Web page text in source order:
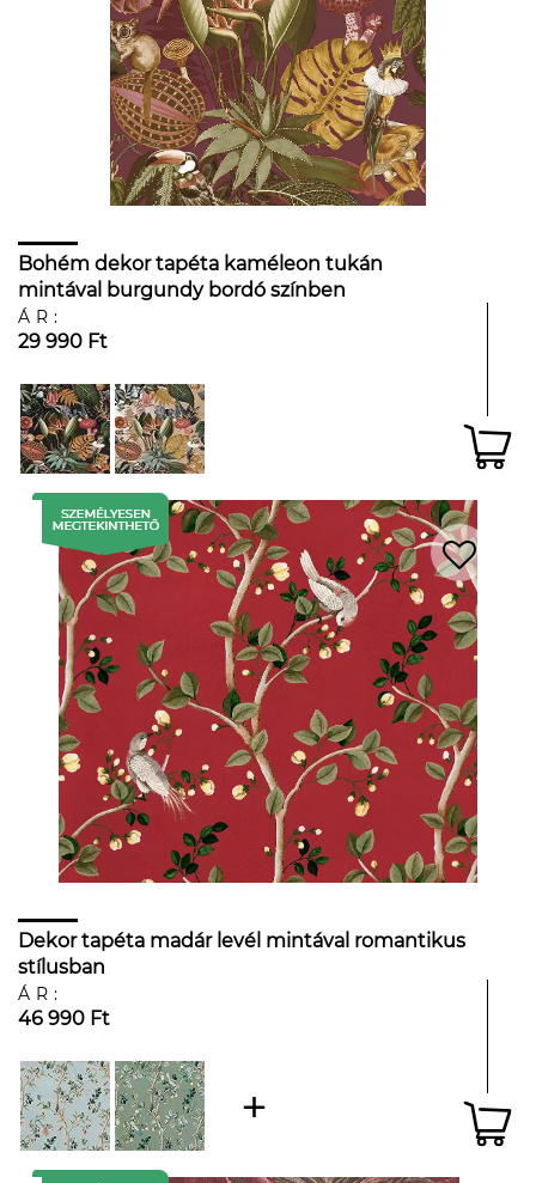
Bohém dekor tapéta kaméleon tukán
mintával burgundy bordó színben
ÁR:
29 990 Ft
Dekor tapéta madár levél mintával romantikus
stílusban
ÁR:
46 990 Ft